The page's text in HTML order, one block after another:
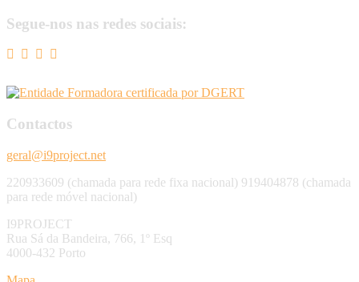
Segue-nos nas redes sociais:
Contactos
geral@i9project.net
220933609 (chamada para rede fixa nacional) 919404878 (chamada
para rede móvel nacional)
I9PROJECT
Rua Sá da Bandeira, 766, 1º Esq
4000-432 Porto